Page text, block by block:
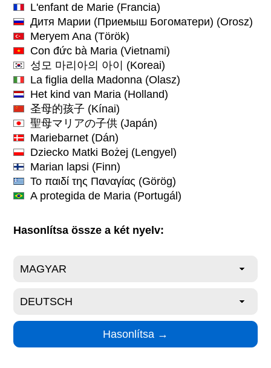
L'enfant de Marie (Francia)
Дитя Марии (Приемыш Богоматери) (Orosz)
Meryem Ana (Török)
Con đức bà Maria (Vietnami)
성모 마리아의 아이 (Koreai)
La figlia della Madonna (Olasz)
Het kind van Maria (Holland)
圣母的孩子 (Kínai)
聖母マリアの子供 (Japán)
Mariebarnet (Dán)
Dziecko Matki Bożej (Lengyel)
Marian lapsi (Finn)
Το παιδί της Παναγίας (Görög)
A protegida de Maria (Portugál)
Hasonlítsa össze a két nyelv: